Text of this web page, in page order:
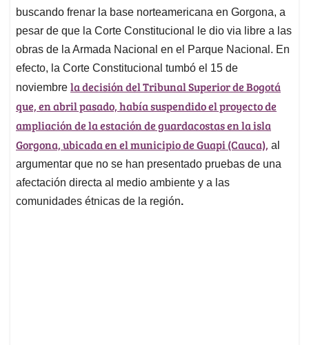
buscando frenar la base norteamericana en Gorgona, a
pesar de que la Corte Constitucional le dio via libre a las
obras de la Armada Nacional en el Parque Nacional. En
efecto, la Corte Constitucional tumbó el 15 de
noviembre la decisión del Tribunal Superior de Bogotá
que, en abril pasado, había suspendido el proyecto de
ampliación de la estación de guardacostas en la isla
Gorgona, ubicada en el municipio de Guapi (Cauca), al
argumentar que no se han presentado pruebas de una
afectación directa al medio ambiente y a las
comunidades étnicas de la región.